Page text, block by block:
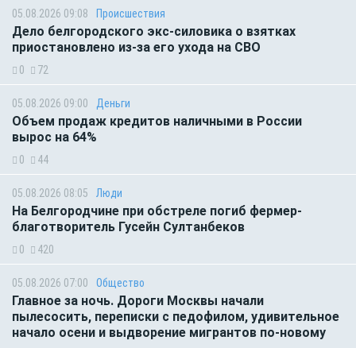
05.08.2026 09:08 Происшествия
Дело белгородского экс-силовика о взятках
приостановлено из-за его ухода на СВО
0 72
05.08.2026 09:00 Деньги
Объем продаж кредитов наличными в России
вырос на 64%
0 44
05.08.2026 08:05 Люди
На Белгородчине при обстреле погиб фермер-
благотворитель Гусейн Султанбеков
0 420
05.08.2026 07:00 Общество
Главное за ночь. Дороги Москвы начали
пылесосить, переписки с педофилом, удивительное
начало осени и выдворение мигрантов по-новому